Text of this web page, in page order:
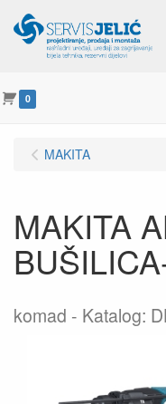
0
MAKITA
MAKITA
komad Katalog: